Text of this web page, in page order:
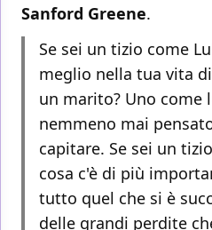
Sanford Greene.
Se sei un tizio come
meglio nella tua vita
un marito? Uno come
nemmeno mai
capitare. Se sei un
cosa c'è di più
tutto quel che si è
delle grandi perdite